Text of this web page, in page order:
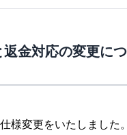
金対応の変更につ